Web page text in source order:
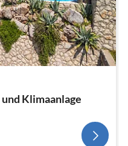
Klimaanlage